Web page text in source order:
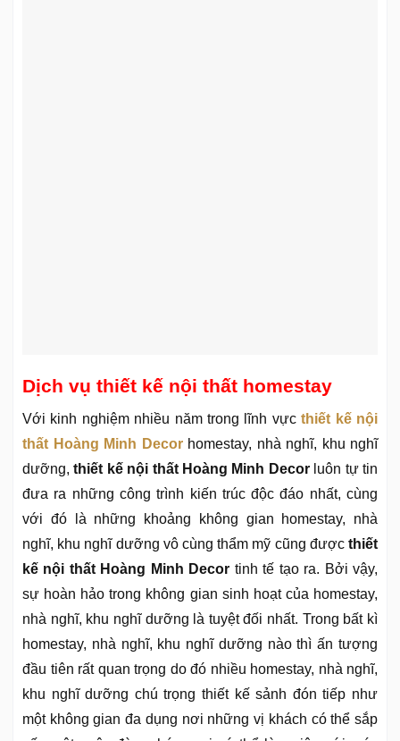
Dịch vụ thiết kế nội thất homestay
Với kinh nghiệm nhiều năm trong lĩnh vựcthiết kế nội
thất Hoàng Minh Decor homestay, nhà nghĩ, khu nghĩ
dưỡng,thiết kế nội thất Hoàng Minh Decorluôn tự tin
đưa ra những công trình kiến trúc độc đáo nhất, cùng
với đó là những khoảng không gian homestay, nhà
nghĩ, khu nghĩ dưỡng vô cùng thẩm mỹ cũng được thiết
kế nội thất Hoàng Minh Decor tinh tế tạo ra. Bởi vậy,
sự hoàn hảo trong không gian sinh hoạt của homestay,
nhà nghĩ, khu nghĩ dưỡng là tuyệt đối nhất. Trong bất kì
homestay, nhà nghĩ, khu nghĩ dưỡng nào thì ấn tượng
đầu tiên rất quan trọng do đó nhiều homestay, nhà nghĩ,
khu nghĩ dưỡng chú trọng thiết kế sảnh đón tiếp như
một không gian đa dụng nơi những vị khách có thể sắp